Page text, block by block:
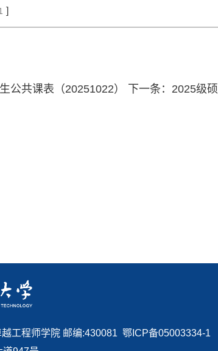
]
公共课表（20251022） 下一条： 2025级
工程师学院 邮编:430081 鄂ICP备05003334-1